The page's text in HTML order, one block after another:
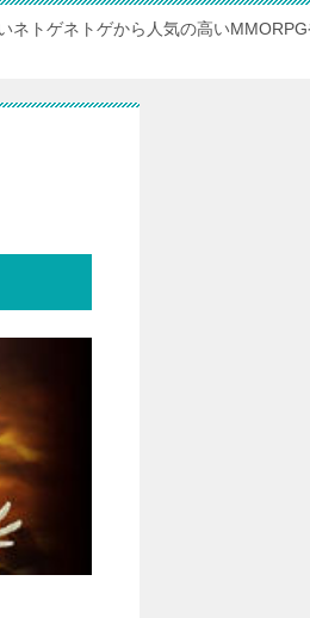
ネトゲネトゲから人気の高い